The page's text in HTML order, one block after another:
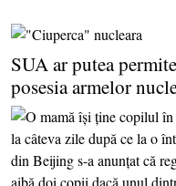
SUA ar putea
posesia armelor